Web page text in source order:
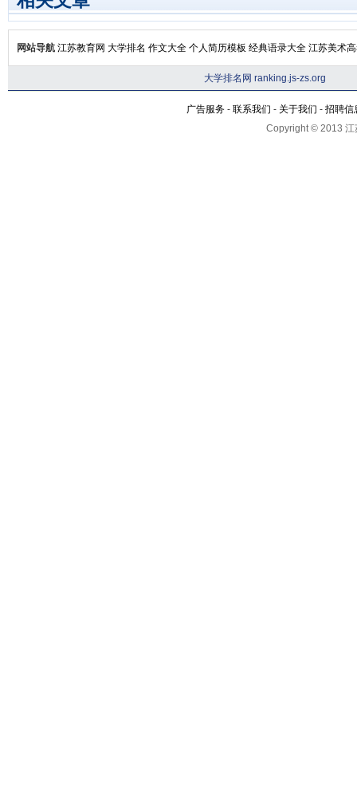
网站导航 江苏教育网 大学排名 作文大全 个人简历模板 经典语录大全 江苏美术
大学排名网 ranking.js-zs.org
广告服务- 联系我们 - 关于我们 - 招聘信
Copyright © 2013 江